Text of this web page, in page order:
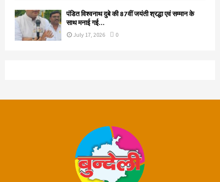
पंडित विश्वनाथ दुबे की 87वीं जयंती श्रद्धा एवं सम्मान के
साथ मनाई गई…
July 17, 2026 0